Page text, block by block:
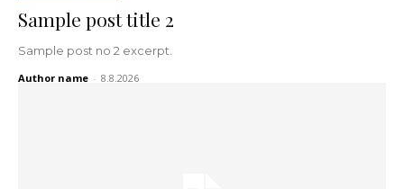
Sample post title 2
Sample post no 2 excerpt.
Author name - 8.8.2026